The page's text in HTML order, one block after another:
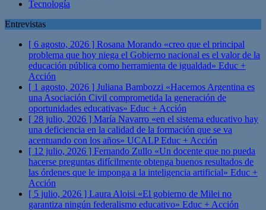
Tecnología
Entrevistas
[ 6 agosto, 2026 ] Rosana Morando «creo que el principal
problema que hoy niega el Gobierno nacional es el valor de la
educación pública como herramienta de igualdad» Educ +
Acción
[ 1 agosto, 2026 ] Juliana Bambozzi «Hacemos Argentina es
una Asociación Civil comprometida la generación de
oportunidades educativas» Educ + Acción
[ 28 julio, 2026 ] María Navarro «en el sistema educativo hay
una deficiencia en la calidad de la formación que se va
acentuando con los años» UCALPEduc + Acción
[ 12 julio, 2026 ] Fernando Zullo «Un docente que no pueda
hacerse preguntas difícilmente obtenga buenos resultados de
las órdenes que le imponga a la inteligencia artificial» Educ +
Acción
[ 5 julio, 2026 ] Laura Aloisi «El gobierno de Milei no
garantiza ningún federalismo educativo» Educ + Acción